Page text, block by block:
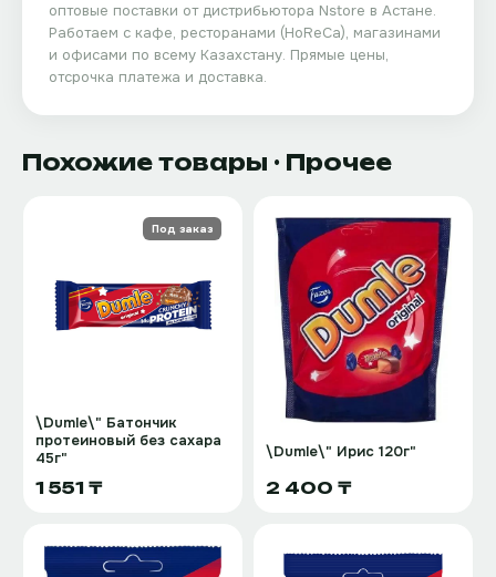
оптовые поставки от дистрибьютора Nstore в Астане.
Работаем с кафе, ресторанами (HoReCa), магазинами
и офисами по всему Казахстану. Прямые цены,
отсрочка платежа и доставка.
Похожие товары · Прочее
Под заказ
\Dumle\" Батончик
протеиновый без сахара
45г"
1 551 ₸
\Dumle\" Ирис 120г"
2 400 ₸